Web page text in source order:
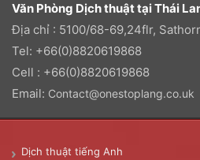
Văn Phòng Dịch thuật tại Thái
Địa chỉ : 5100/68-69,24flr,
Tel: +66(0)8820619868
Cell : +66(0)8820619868
Email: Contact@onestoplang.co.uk
Dịch thuật tiếng Anh